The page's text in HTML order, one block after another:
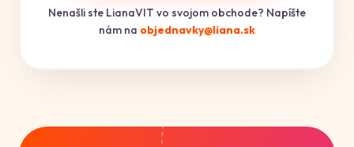
Nenašli ste LianaVIT vo svojom obchode? Napíšte
nám na objednavky@liana.sk